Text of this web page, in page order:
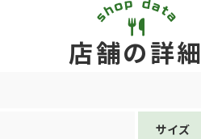
店舗の詳細
サイズ